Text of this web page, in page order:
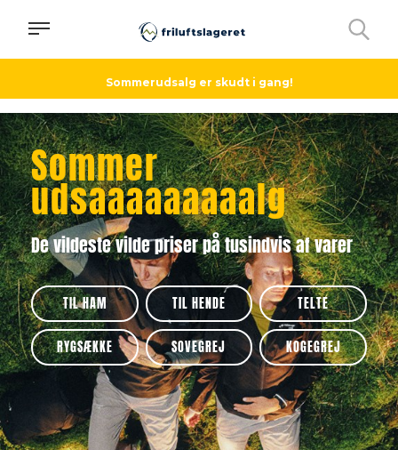
Sommerudsalg er skudt i gang!
Sommer
udsaaaaaaaaalg
De vildeste vilde priser på tusindvis af varer
TIL HAM TIL HENDE TELTE
RYGSÆKKE SOVEGREJ KOGEGREJ